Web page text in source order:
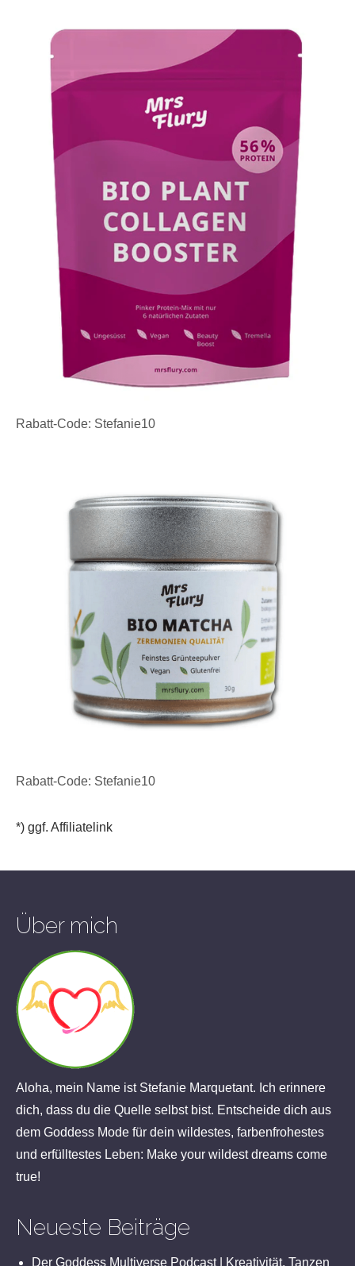
Rabatt-Code: Stefanie10
Rabatt-Code: Stefanie10
*) ggf. Affiliatelink
Über mich
Aloha, mein Name ist Stefanie Marquetant. Ich erinnere
dich, dass du die Quelle selbst bist. Entscheide dich aus
dem Goddess Mode für dein wildestes, farbenfrohestes
und erfülltestes Leben: Make your wildest dreams come
true!
Neueste Beiträge
Der Goddess Multiverse Podcast | Kreativität, Tanzen